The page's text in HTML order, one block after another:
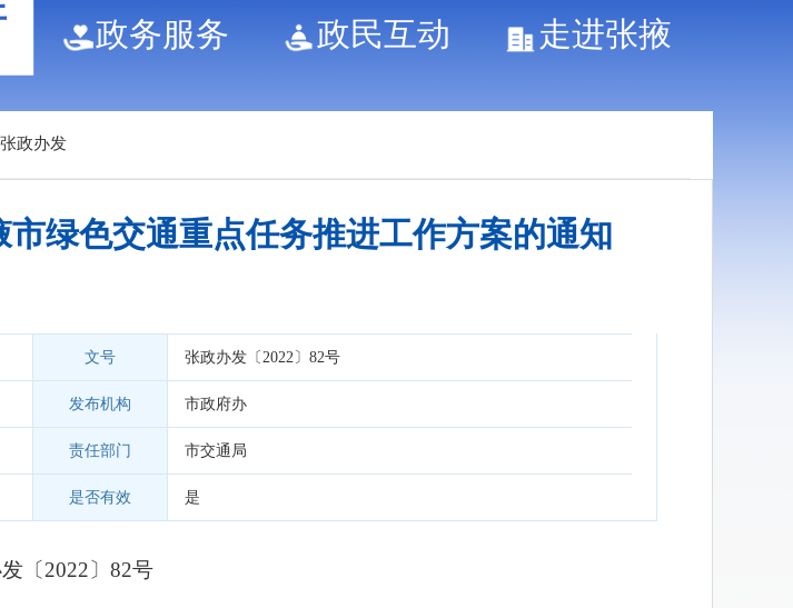
政务服务 政民互动 走进张掖
张政办发
绿色交通重点任务推进工作方案的通知
文号 张政办发〔2022〕82号
发布机构 市政府办
责任部门 市交通局
是否有效 是
〔2022〕82号